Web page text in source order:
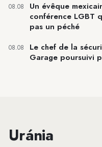
08.08
Un évêque
conférence LGBT
pas un péché
08.08
Le chef de la
Garage poursuivi
Uránia